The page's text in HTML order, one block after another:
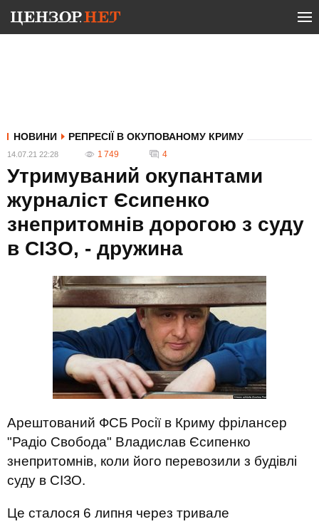
НОВИНИ РЕПРЕСІЇ В ОКУПОВАНОМУ КРИМУ
14.07.21 22:28 1 749 4
Утримуваний окупантами
журналіст Єсипенко
знепритомнів дорогою з суду
в СІЗО, - дружина
Арештований ФСБ Росії в Криму фрілансер
"Радіо Свобода" Владислав Єсипенко
знепритомнів, коли його перевозили з будівлі
суду в СІЗО.
Це сталося 6 липня через тривале